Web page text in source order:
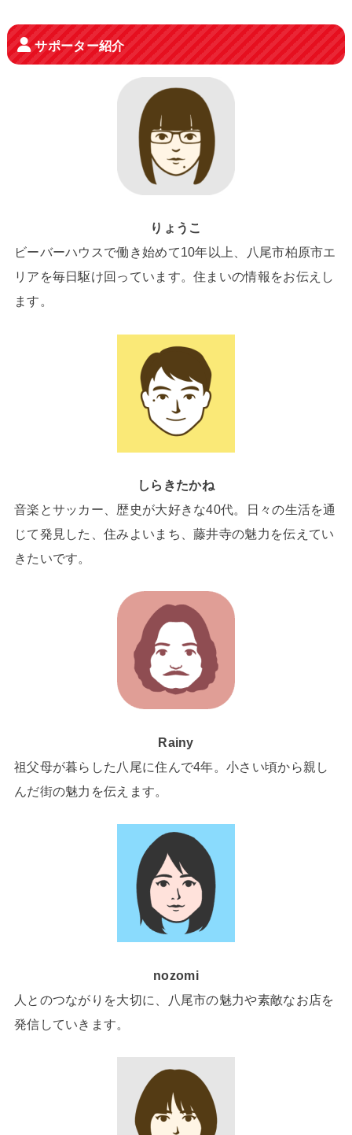
サポーター紹介
りょうこ
ビーバーハウスで働き始めて10年以上、八尾市柏原市エ
リアを毎日駆け回っています。住まいの情報をお伝えし
ます。
しらきたかね
音楽とサッカー、歴史が大好きな40代。日々の生活を通
じて発見した、住みよいまち、藤井寺の魅力を伝えてい
きたいです。
Rainy
祖父母が暮らした八尾に住んで4年。小さい頃から親し
んだ街の魅力を伝えます。
nozomi
人とのつながりを大切に、八尾市の魅力や素敵なお店を
発信していきます。